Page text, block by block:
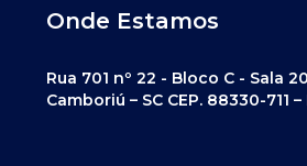
Onde Estamos
Rua 701 nº 22 - Bloco C - Sala
Camboriú – SC CEP. 88330-711 –